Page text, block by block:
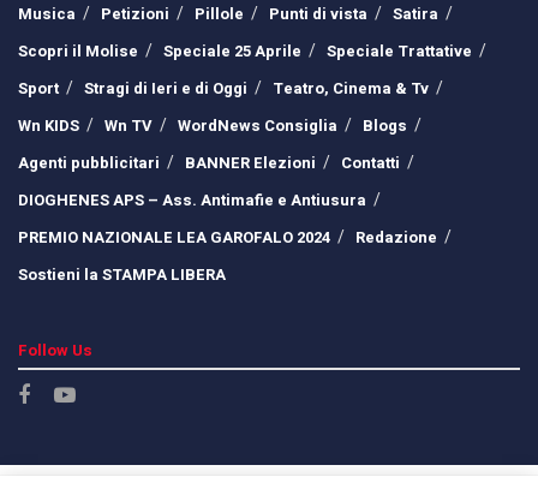
Musica
Petizioni Pillole Punti di vista
Satira
Scopri il Molise
Speciale 25 Aprile
Speciale Trattative
Sport
Stragi di Ieri e di Oggi
Teatro, Cinema & Tv
Wn KIDS
Wn TV WordNews Consiglia
Blogs
Agenti pubblicitari
BANNER Elezioni
Contatti
DIOGHENES APS – Ass. Antimafie e Antiusura
PREMIO NAZIONALE LEA GAROFALO 2024
Redazione
Sostieni la STAMPA LIBERA
Follow Us